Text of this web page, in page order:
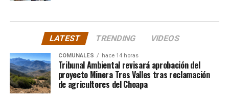
LATEST TRENDING VIDEOS
COMUNALES hace 14 horas
Tribunal Ambiental revisará aprobación del
proyecto Minera Tres Valles tras reclamación
de agricultores del Choapa